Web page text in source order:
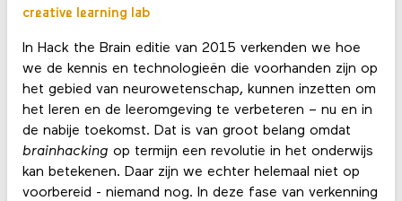
creative learning lab
In Hack the Brain editie van 2015 verkenden we hoe
we de kennis en technologieën die voorhanden zijn op
het gebied van neurowetenschap, kunnen inzetten om
het leren en de leeromgeving te verbeteren – nu en in
de nabije toekomst. Dat is van groot belang omdat
brainhacking op termijn een revolutie in het onderwijs
kan betekenen. Daar zijn we echter helemaal niet op
voorbereid - niemand nog. In deze fase van verkenning